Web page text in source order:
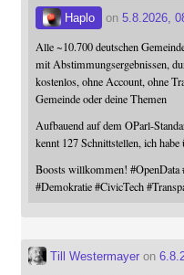
Haplo on 5.8.2026,
Alle ~10.700 deutschen
mit Abstimmungsergebnissen,
kostenlos, ohne Account, ohne
Gemeinde oder deine Themen
Aufbauend auf dem OParl-
kennt 127 Schnittstellen, ich habe
Boosts willkommen! #OpenData
#Demokratie #CivicTech #
Till Westermayeron